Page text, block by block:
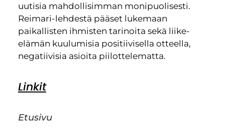
uutisia mahdollisimman monipuolisesti.
Reimari-lehdestä pääset lukemaan
paikallisten ihmisten tarinoita sekä liike-
elämän kuulumisia positiivisella otteella,
negatiivisia asioita piilottelematta.
Linkit
Etusivu